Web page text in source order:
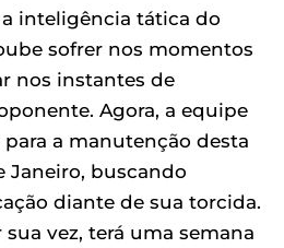
inteligência tática do
sofrer nos momentos
nos instantes de
Agora, a equipe
a manutenção desta
Janeiro, buscando
diante de sua torcida.
vez, terá uma semana